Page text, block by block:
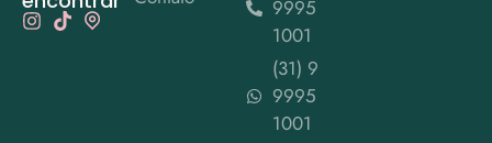
9995
1001
(31) 9
9995
1001